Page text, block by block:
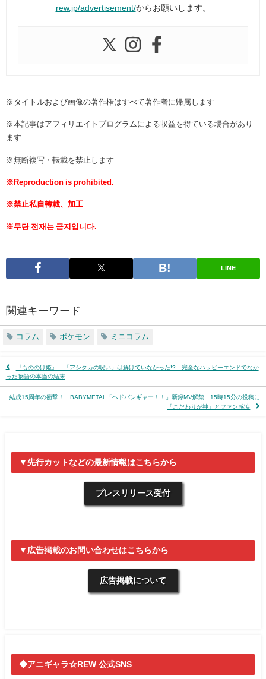
rew.jp/advertisement/からお願いします。
※タイトルおよび画像の著作権はすべて著作者に帰属します
※本記事はアフィリエイトプログラムによる収益を得ている場合があり
ます
※無断複写・転載を禁止します
※Reproduction is prohibited.
※禁止私自轉載、加工
※무단 전재는 금지입니다.
LINE
関連キーワード
コラム ポケモン ミニコラム
『もののけ姫』 「アシタカの呪い」は解けていなかった!? 完全なハッピーエンドでなか
った物語の本当の結末
結成15周年の衝撃！ BABYMETAL「ヘドバンギャー！！」新録MV解禁 15時15分の投稿に
「こだわりが神」とファン感涙
▼先行カットなどの最新情報はこちらから
プレスリリース受付
▼広告掲載のお問い合わせはこちらから
広告掲載について
◆アニギャラ☆REW 公式SNS